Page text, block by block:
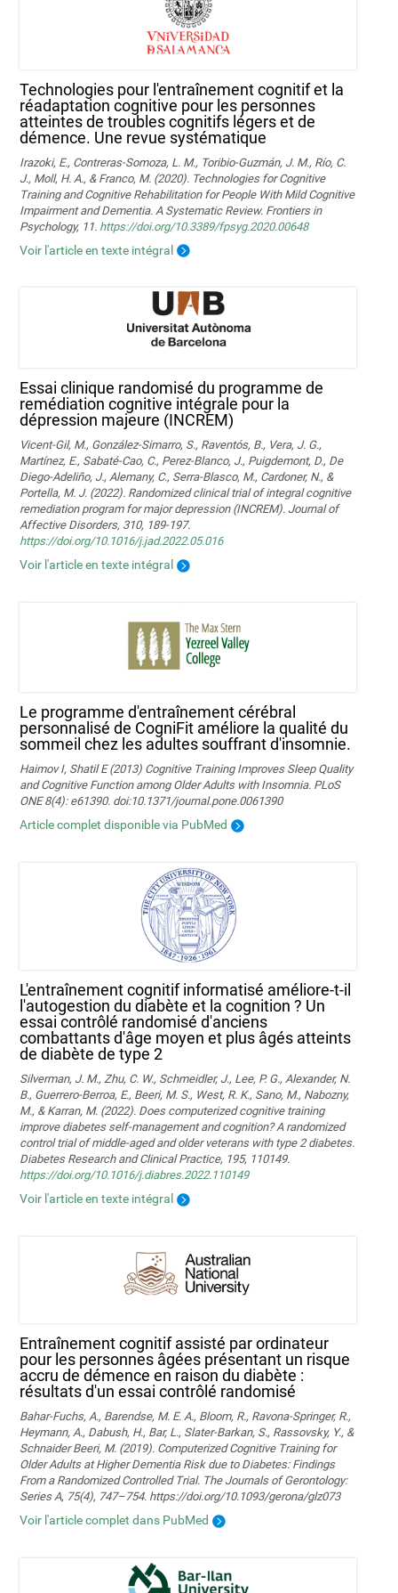
Technologies pour l'entraînement cognitif et la
réadaptation cognitive pour les personnes
atteintes de troubles cognitifs légers et de
démence. Une revue systématique
Irazoki, E., Contreras-Somoza, L. M., Toribio-Guzmán, J. M., Río, C.
J., Moll, H. A., & Franco, M. (2020). Technologies for Cognitive
Training and Cognitive Rehabilitation for People With Mild Cognitive
Impairment and Dementia. A Systematic Review. Frontiers in
Psychology, 11. https://doi.org/10.3389/fpsyg.2020.00648
Voir l'article en texte intégral
Essai clinique randomisé du programme de
remédiation cognitive intégrale pour la
dépression majeure (INCREM)
Vicent-Gil, M., González-Simarro, S., Raventós, B., Vera, J. G.,
Martínez, E., Sabaté-Cao, C., Perez-Blanco, J., Puigdemont, D., De
Diego-Adeliño, J., Alemany, C., Serra-Blasco, M., Cardoner, N., &
Portella, M. J. (2022). Randomized clinical trial of integral cognitive
remediation program for major depression (INCREM). Journal of
Affective Disorders, 310, 189-197.
https://doi.org/10.1016/j.jad.2022.05.016
Voir l'article en texte intégral
Le programme d'entraînement cérébral
personnalisé de CogniFit améliore la qualité du
sommeil chez les adultes souffrant d'insomnie.
Haimov I, Shatil E (2013) Cognitive Training Improves Sleep Quality
and Cognitive Function among Older Adults with Insomnia. PLoS
ONE 8(4): e61390. doi:10.1371/journal.pone.0061390
Article complet disponible via PubMed
L'entraînement cognitif informatisé améliore-t-il
l'autogestion du diabète et la cognition ? Un
essai contrôlé randomisé d'anciens
combattants d'âge moyen et plus âgés atteints
de diabète de type 2
Silverman, J. M., Zhu, C. W., Schmeidler, J., Lee, P. G., Alexander, N.
B., Guerrero-Berroa, E., Beeri, M. S., West, R. K., Sano, M., Nabozny,
M., & Karran, M. (2022). Does computerized cognitive training
improve diabetes self-management and cognition? A randomized
control trial of middle-aged and older veterans with type 2 diabetes.
Diabetes Research and Clinical Practice, 195, 110149.
https://doi.org/10.1016/j.diabres.2022.110149
Voir l'article en texte intégral
Entraînement cognitif assisté par ordinateur
pour les personnes âgées présentant un risque
accru de démence en raison du diabète :
résultats d'un essai contrôlé randomisé
Bahar-Fuchs, A., Barendse, M. E. A., Bloom, R., Ravona-Springer, R.,
Heymann, A., Dabush, H., Bar, L., Slater-Barkan, S., Rassovsky, Y., &
Schnaider Beeri, M. (2019). Computerized Cognitive Training for
Older Adults at Higher Dementia Risk due to Diabetes: Findings
From a Randomized Controlled Trial. The Journals of Gerontology:
Series A, 75(4), 747–754. https://doi.org/10.1093/gerona/glz073
Voir l'article complet dans PubMed